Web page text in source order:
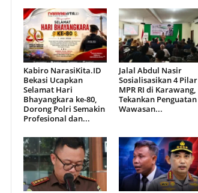
Kabiro NarasiKita.ID
Bekasi Ucapkan
Selamat Hari
Bhayangkara ke-80,
Dorong Polri Semakin
Profesional dan...
Jalal Abdul Nasir
Sosialisasikan 4 Pilar
MPR RI di Karawang,
Tekankan Penguatan
Wawasan...